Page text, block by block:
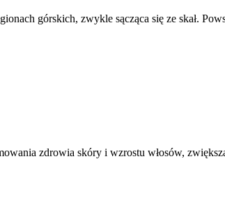
górskich, zwykle sącząca się ze skał.
zdrowia skóry i wzrostu włosów,